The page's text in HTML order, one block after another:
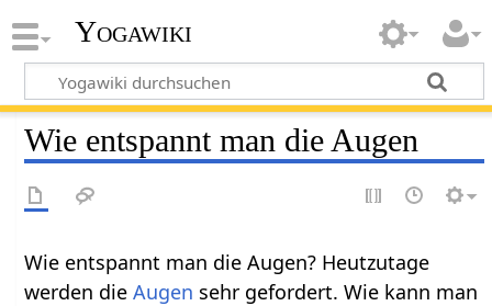
Yogawiki
Wie entspannt man die Augen
Wie entspannt man die Augen? Heutzutage
werden dieAugen sehr gefordert. Wie kann man